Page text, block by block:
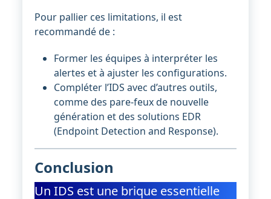
Pour pallier ces limitations, il est
recommandé de :
Former les équipes à interpréter les
alertes et à ajuster les configurations.
Compléter l’IDS avec d’autres outils,
comme des pare-feux de nouvelle
génération et des solutions EDR
(Endpoint Detection and Response).
Conclusion
Un IDS est une brique essentielle